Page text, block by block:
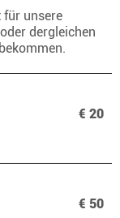
für unsere
dergleichen
€ 20
€ 50